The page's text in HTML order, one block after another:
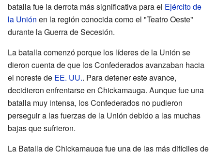
batalla fue la derrota más significativa para el Ejército de
la Unión en la región conocida como el "Teatro Oeste"
durante la Guerra de Secesión.
La batalla comenzó porque los líderes de la Unión se
dieron cuenta de que los Confederados avanzaban hacia
el noreste de EE. UU.. Para detener este avance,
decidieron enfrentarse en Chickamauga. Aunque fue una
batalla muy intensa, los Confederados no pudieron
perseguir a las fuerzas de la Unión debido a las muchas
bajas que sufrieron.
La Batalla de Chickamauga fue una de las más difíciles de